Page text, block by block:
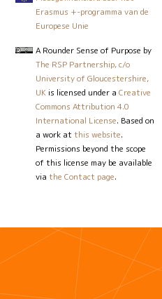
Erasmus +-programma van de
Europese Unie
A Rounder Sense of Purpose by
The RSP Partnership, c/o
University of Gloucestershire,
UK is licensed under aCreative
Commons Attribution 4.0
International License. Based on
a work at this website.
Permissions beyond the scope
of this license may be available
via the Contact page.